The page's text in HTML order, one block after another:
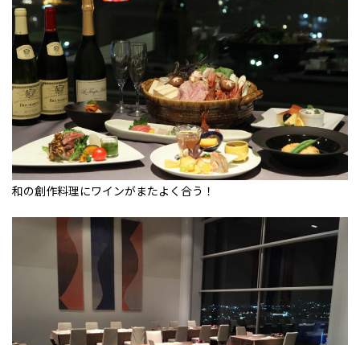
和の創作料理にワインがまたよく合う！